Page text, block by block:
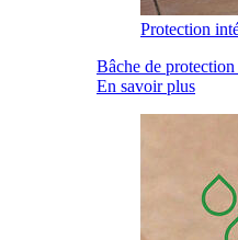
Protection
Bâche de
En savoir plus